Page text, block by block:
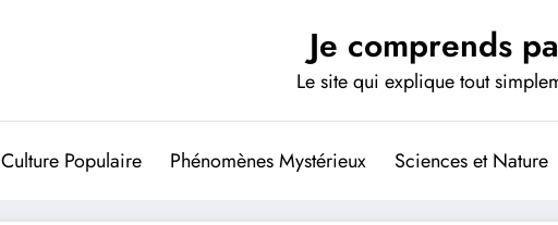
Je comprends
Le site qui explique tout
Culture Populaire Phénomènes Mystérieux Sciences et Nature